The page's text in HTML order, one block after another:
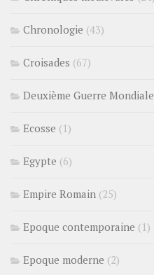
Chronologie (43)
Croisades (67)
Deuxième Guerre Mondiale
Ecosse (1)
Egypte (6)
Empire Romain (25)
Epoque contemporaine (1)
Epoque moderne (2)